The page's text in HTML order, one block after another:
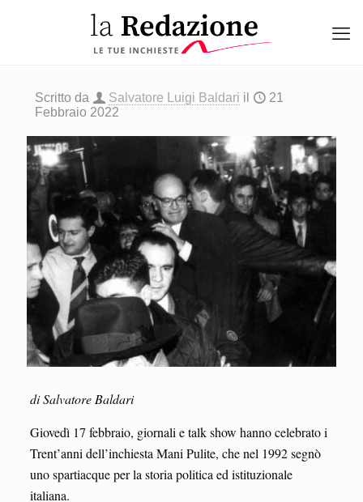
Scritto da Salvatore Luigi Baldari il
21
Febbraio 2022
di Salvatore Baldari
Giovedì 17 febbraio, giornali e talk show hanno celebrato i
Trent’anni dell’inchiesta Mani Pulite, che nel 1992 segnò
uno spartiacque per la storia politica ed istituzionale
italiana.